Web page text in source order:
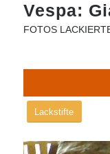
Vespa:
FOTOS
Lackstifte